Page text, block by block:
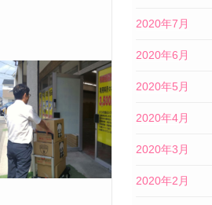
2020年7月
2020年6月
2020年5月
2020年4月
2020年3月
2020年2月